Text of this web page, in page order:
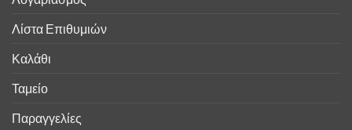
Λίστα Επιθυμιών
Καλάθι
Ταμείο
Παραγγελίες